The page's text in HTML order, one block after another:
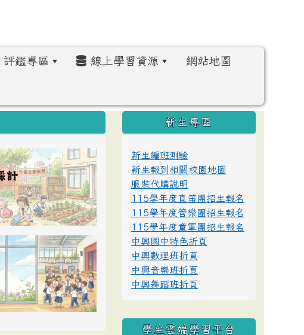
評鑑專區 線上學習資源 網站地圖
:::
新生專區
新生編班測驗
新生報到相關校園地圖
服裝代購說明
115學年度直笛團招生報名
115學年度管樂團招生報名
115學年度童軍團招生報名
中興國中特色折頁
中興數理班折頁
中興音樂班折頁
中興舞蹈班折頁
學生雲端學習平台